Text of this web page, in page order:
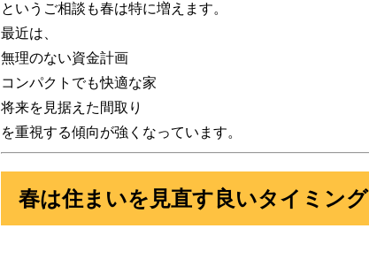
というご相談も春は特に増えます。
最近は、
無理のない資金計画
コンパクトでも快適な家
将来を見据えた間取り
を重視する傾向が強くなっています。
春は住まいを見直す良いタイミング